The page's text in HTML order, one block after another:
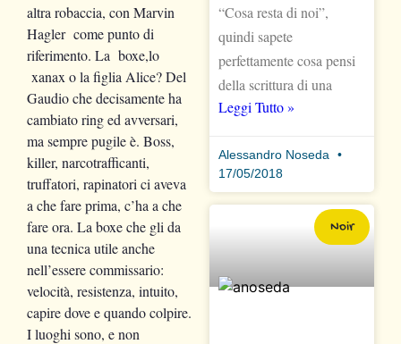
altra robaccia, con Marvin
Hagler come punto di
riferimento. La boxe,lo
xanax o la figlia Alice? Del
Gaudio che decisamente ha
cambiato ring ed avversari,
ma sempre pugile è. Boss,
killer, narcotrafficanti,
truffatori, rapinatori ci aveva
a che fare prima, c’ha a che
fare ora. La boxe che gli da
una tecnica utile anche
nell’essere commissario:
velocità, resistenza, intuito,
capire dove e quando colpire.
I luoghi sono, e non
“Cosa resta di noi”,
quindi sapete
perfettamente cosa pensi
della scrittura di una
Leggi Tutto »
Alessandro Noseda
17/05/2018
Noir